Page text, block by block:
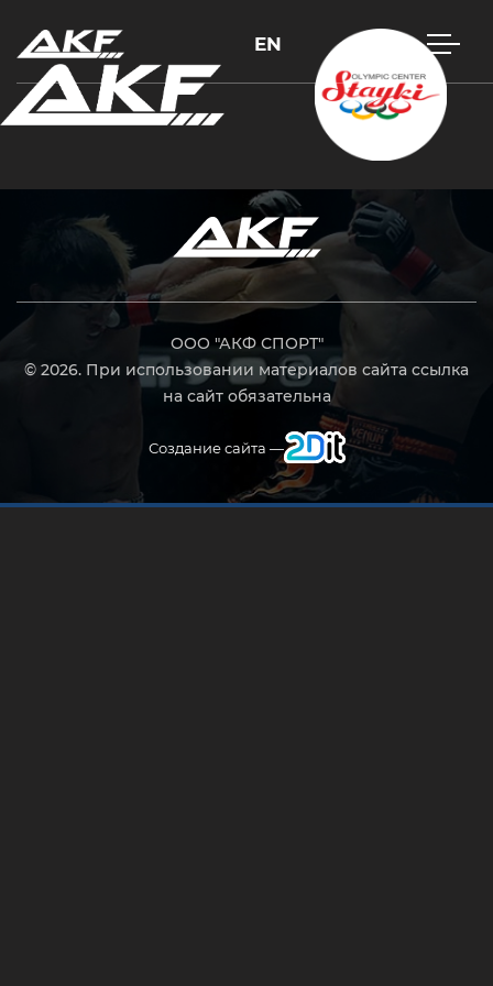
EN
ООО "АКФ СПОРТ"
© 2026. При использовании материалов сайта ссылка
на сайт обязательна
Создание сайта —
Нажмите Enter для поиска или Esc, чтобы закрыть